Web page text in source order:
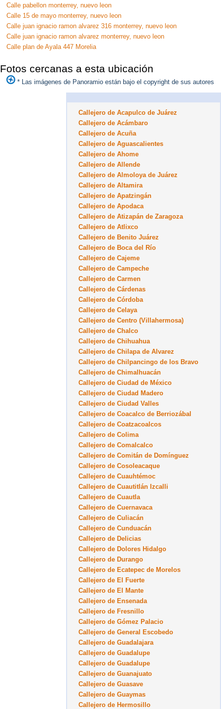
Calle pabellon monterrey, nuevo leon
Calle 15 de mayo monterrey, nuevo leon
Calle juan ignacio ramon alvarez 316 monterrey, nuevo leon
Calle juan ignacio ramon alvarez monterrey, nuevo leon
Calle plan de Ayala 447 Morelia
Fotos cercanas a esta ubicación
* Las imágenes de Panoramio están bajo el copyright de sus autores
Callejero de Acapulco de Juárez
Callejero de Acámbaro
Callejero de Acuña
Callejero de Aguascalientes
Callejero de Ahome
Callejero de Allende
Callejero de Almoloya de Juárez
Callejero de Altamira
Callejero de Apatzingán
Callejero de Apodaca
Callejero de Atizapán de Zaragoza
Callejero de Atlixco
Callejero de Benito Juárez
Callejero de Boca del Río
Callejero de Cajeme
Callejero de Campeche
Callejero de Carmen
Callejero de Cárdenas
Callejero de Córdoba
Callejero de Celaya
Callejero de Centro (Villahermosa)
Callejero de Chalco
Callejero de Chihuahua
Callejero de Chilapa de Alvarez
Callejero de Chilpancingo de los Bravo
Callejero de Chimalhuacán
Callejero de Ciudad de México
Callejero de Ciudad Madero
Callejero de Ciudad Valles
Callejero de Coacalco de Berriozábal
Callejero de Coatzacoalcos
Callejero de Colima
Callejero de Comalcalco
Callejero de Comitán de Domínguez
Callejero de Cosoleacaque
Callejero de Cuauhtémoc
Callejero de Cuautitlán Izcalli
Callejero de Cuautla
Callejero de Cuernavaca
Callejero de Culiacán
Callejero de Cunduacán
Callejero de Delicias
Callejero de Dolores Hidalgo
Callejero de Durango
Callejero de Ecatepec de Morelos
Callejero de El Fuerte
Callejero de El Mante
Callejero de Ensenada
Callejero de Fresnillo
Callejero de Gómez Palacio
Callejero de General Escobedo
Callejero de Guadalajara
Callejero de Guadalupe
Callejero de Guadalupe
Callejero de Guanajuato
Callejero de Guasave
Callejero de Guaymas
Callejero de Hermosillo